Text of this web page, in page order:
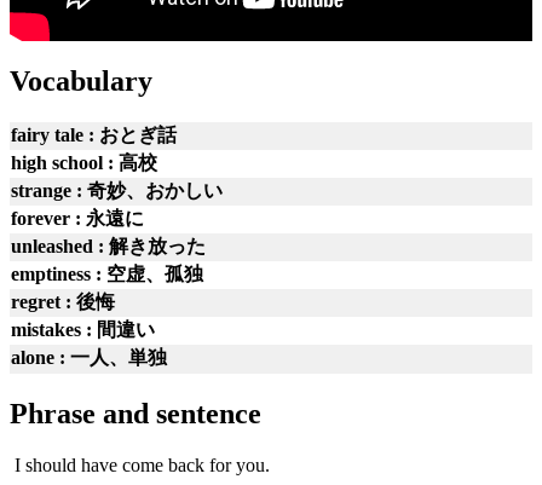
Vocabulary
fairy tale : おとぎ話
high school : 高校
strange : 奇妙、おかしい
forever : 永遠に
unleashed : 解き放った
emptiness : 空虚、孤独
regret : 後悔
mistakes : 間違い
alone : 一人、単独
Phrase and sentence
I should have come back for you.